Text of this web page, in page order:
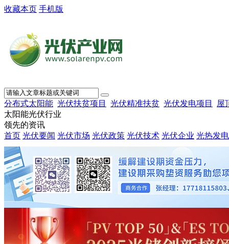
收藏本页 手机版
分布式太阳能 光伏扶贫项目 光伏精准扶贫 光伏发电项目
屋
太阳能光伏行业
领先的资讯
首页 光伏要闻 光伏市场 光伏政策 光伏技术 光伏企业 光热发电